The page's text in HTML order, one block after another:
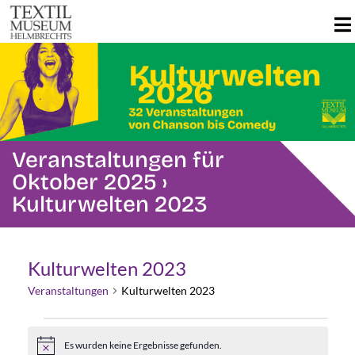
Veranstaltungen für
Oktober 2025 ›
Kulturwelten 2023
Kulturwelten 2023
Veranstaltungen Kulturwelten 2023
Veranstaltungen
HinweisEs wurden keine Ergebnisse gefunden.